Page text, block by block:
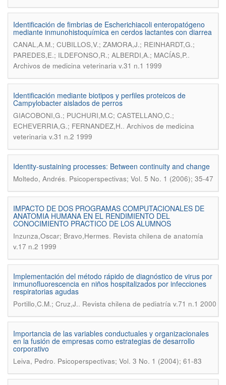
Identificación de fimbrias de Escherichiacoli enteropatógeno
mediante inmunohistoquímica en cerdos lactantes con diarrea
CANAL,A.M.; CUBILLOS,V.; ZAMORA,J.; REINHARDT,G.;
PAREDES,E.; ILDEFONSO,R.; ALBERDI,A.; MACÍAS,P..
Archivos de medicina veterinaria v.31 n.1 1999
Identificación mediante biotipos y perfiles proteicos de
Campylobacter aislados de perros
GIACOBONI,G.; PUCHURI,M.C; CASTELLANO,C.;
ECHEVERRIA,G.; FERNANDEZ,H.. Archivos de medicina
veterinaria v.31 n.2 1999
Identity-sustaining processes: Between continuity and change
Moltedo, Andrés. Psicoperspectivas; Vol. 5 No. 1 (2006); 35-47
IMPACTO DE DOS PROGRAMAS COMPUTACIONALES DE
ANATOMIA HUMANA EN EL RENDIMIENTO DEL
CONOCIMIENTO PRACTICO DE LOS ALUMNOS
Inzunza,Oscar; Bravo,Hermes. Revista chilena de anatomía
v.17 n.2 1999
Implementación del método rápido de diagnóstico de virus por
inmunofluorescencia en niños hospitalizados por infecciones
respiratorias agudas
Portillo,C.M.; Cruz,J.. Revista chilena de pediatría v.71 n.1 2000
Importancia de las variables conductuales y organizacionales
en la fusión de empresas como estrategias de desarrollo
corporativo
Leiva, Pedro. Psicoperspectivas; Vol. 3 No. 1 (2004); 61-83